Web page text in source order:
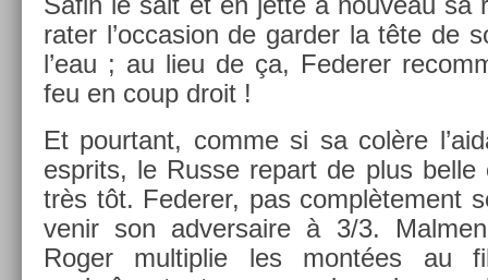
rater l’oc­cas­ion de gard­er la tête de
l’eau ; au lieu de ça, Feder­er
feu en coup droit !
Et pour­tant, comme si sa colère
esprits, le Russe re­part de plus belle
très tôt. Feder­er, pas com­plète­ment
venir son ad­versaire à 3/3.
Roger multi­plie les montées au